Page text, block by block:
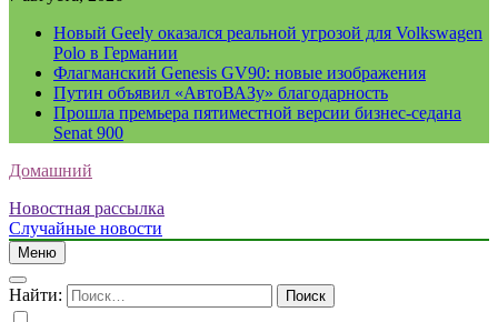
Новый Geely оказался реальной угрозой для Volkswagen
Polo в Германии
Флагманский Genesis GV90: новые изображения
Путин объявил «АвтоВАЗу» благодарность
Прошла премьера пятиместной версии бизнес-седана
Senat 900
Домашний
Новостная рассылка
Случайные новости
Меню
Найти: